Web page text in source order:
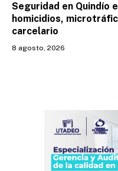
Seguridad en Quindío
homicidios,
carcelario
8 agosto, 2026